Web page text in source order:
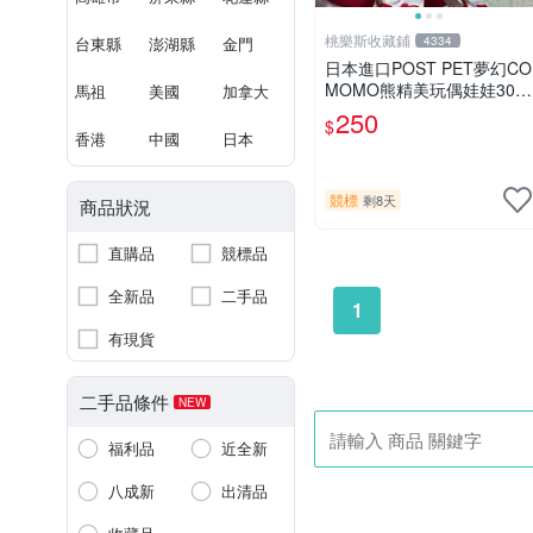
台東縣 澎湖縣 金門
馬祖 美國 加拿大
香港 中國 日本
商品狀況
直購品
競標品
全新品
二手品
有現貨
二手品條件 NEW
福利品
近全新
八成新
出清品
桃樂斯收藏鋪 4334
日本進口POST PET夢幻CO
MOMO熊精美玩偶娃娃30c
m
$250
競標 剩8天
1